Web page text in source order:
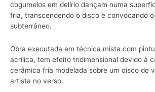
cogumelos em delírio dançam numa
fria, transcendendo o disco e convocando
subterrâneo.
Obra executada em técnica mista com
acrílica, tem efeito tridimensional devido à
cerâmica fria modelada sobre um disco de
artista no verso.